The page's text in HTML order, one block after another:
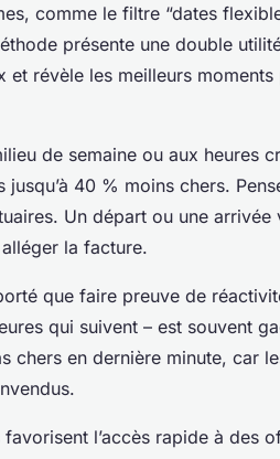
comme le filtre “dates
présente une double
révèle les meilleurs moments
de semaine ou aux heures
40 % moins chers.
Un départ ou une arrivée
la facture.
que faire preuve de
qui suivent – est souvent
chers en dernière minute, car
l’accès rapide à des